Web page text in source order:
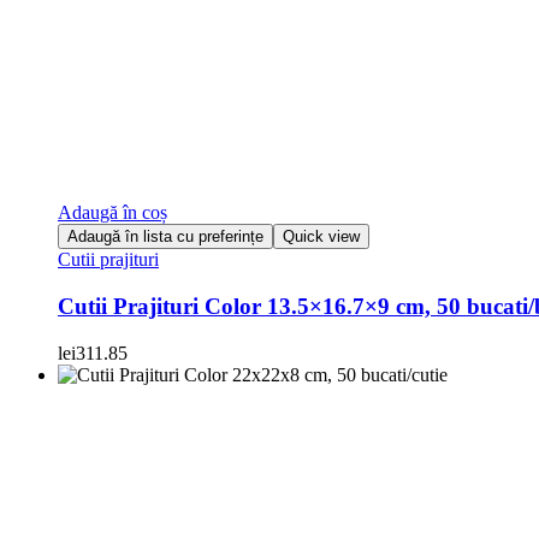
Adaugă în coș
Adaugă în lista cu preferințe Quick view
Cutii prajituri
Cutii Prajituri Color 13.5×16.7×9 cm, 50
lei311.85